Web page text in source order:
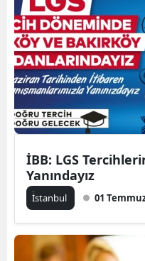
İBB: LGS Tercihlerinde
Yanındayız
İ̇stanbul 01